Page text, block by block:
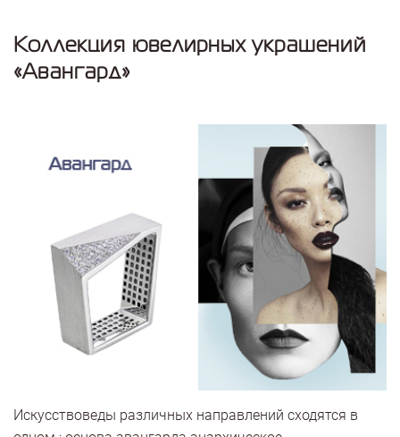
Коллекция ювелирных украшений
«Авангард»
Искусствоведы различных направлений сходятся в